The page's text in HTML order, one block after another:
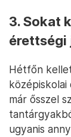
3. Sokat
érettségi
Hétfőn
már ősszel
ugyanis